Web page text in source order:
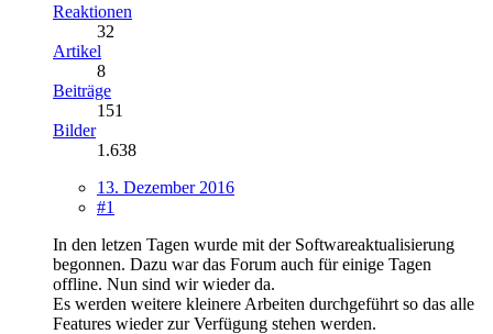
Reaktionen
32
Artikel
8
Beiträge
151
Bilder
1.638
13. Dezember 2016
#1
In den letzen Tagen wurde mit der Softwareaktualisierung
begonnen. Dazu war das Forum auch für einige Tagen
offline. Nun sind wir wieder da.
Es werden weitere kleinere Arbeiten durchgeführt so das alle
Features wieder zur Verfügung stehen werden.